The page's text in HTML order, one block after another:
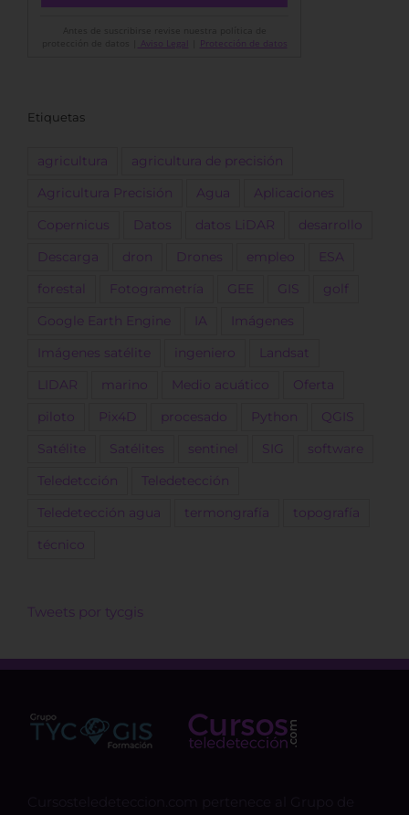
Aviso Legal Protección de datos
Etiquetas
agricultura agricultura de precisión
Agricultura Precisión Agua Aplicaciones
Copernicus Datos datos LiDAR desarrollo
Descarga dron Drones empleo ESA
forestal Fotogrametría GEE GIS golf
Google Earth Engine IA Imágenes
Imágenes satélite ingeniero Landsat
LIDAR marino Medio acuático Oferta
piloto Pix4D procesado Python QGIS
Satélite Satélites sentinel SIG software
Teledetcción Teledetección
Teledetección agua termongrafía topografía
técnico
Tweets por tycgis